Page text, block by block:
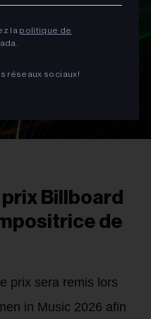
la politique de
réseaux sociaux!
Billboard
de
prix sera remis lors
in Music 2026 afin